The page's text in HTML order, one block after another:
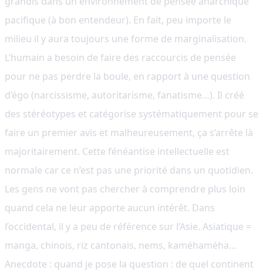
pacifique (à bon entendeur). En fait, peu importe le
milieu il y aura toujours une forme de marginalisation.
L’humain a besoin de faire des raccourcis de pensée
pour ne pas perdre la boule, en rapport à une question
d’égo (narcissisme, autoritarisme, fanatisme…). Il créé
des stéréotypes et catégorise systématiquement pour se
faire un premier avis et malheureusement, ça s’arrête là
majoritairement. Cette fénéantise intellectuelle est
normale car ce n’est pas une priorité dans un quotidien.
Les gens ne vont pas chercher à comprendre plus loin
quand cela ne leur apporte aucun intérêt. Dans
l’occidental, il y a peu de référence sur l’Asie. Asiatique =
manga, chinois, riz cantonais, nems, kaméhaméha…
Anecdote : quand je pose la question : de quel continent